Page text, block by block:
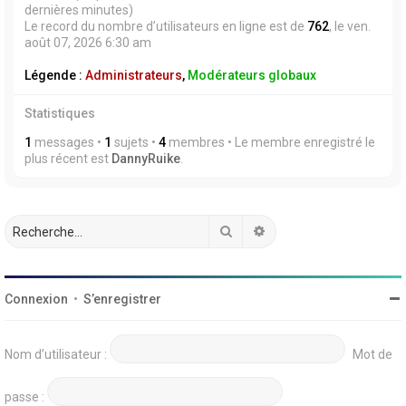
dernières minutes)
Le record du nombre d’utilisateurs en ligne est de 762, le ven.
août 07, 2026 6:30 am
Légende : Administrateurs, Modérateurs globaux
Statistiques
1 messages • 1 sujets • 4 membres • Le membre enregistré le
plus récent est DannyRuike
Rechercher
Connexion • S’enregistrer
Nom d’utilisateur : Mot de
passe :